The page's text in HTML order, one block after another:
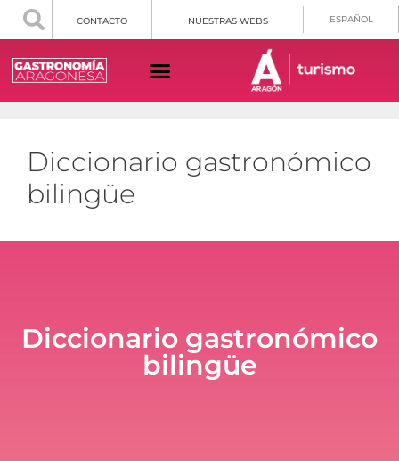
CONTACTO NUESTRAS WEBS ESPAÑOL
Diccionario gastronómico
bilingüe
Diccionario gastronómico
bilingüe